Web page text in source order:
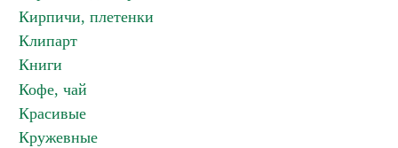
Кирпичи, плетенки
Клипарт
Книги
Кофе, чай
Красивые
Кружевные